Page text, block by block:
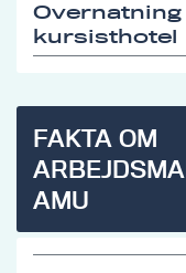
Overnatning
kursisthotel
FAKTA OM
AMU